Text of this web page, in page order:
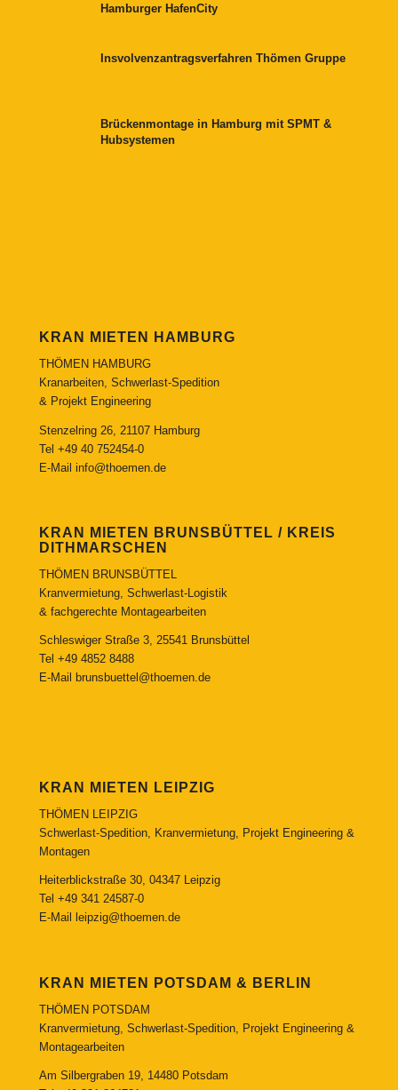
Hamburger HafenCity
Insvolvenzantragsverfahren Thömen Gruppe
Brückenmontage in Hamburg mit SPMT &
Hubsystemen
KRAN MIETEN HAMBURG
THÖMEN HAMBURG
Kranarbeiten, Schwerlast-Spedition
& Projekt Engineering
Stenzelring 26, 21107 Hamburg
Tel +49 40 752454-0
E-Mail info@thoemen.de
KRAN MIETEN BRUNSBÜTTEL / KREIS
DITHMARSCHEN
THÖMEN BRUNSBÜTTEL
Kranvermietung, Schwerlast-Logistik
& fachgerechte Montagearbeiten
Schleswiger Straße 3, 25541 Brunsbüttel
Tel +49 4852 8488
E-Mail
brunsbuettel@thoemen.de
KRAN MIETEN LEIPZIG
THÖMEN LEIPZIG
Schwerlast-Spedition, Kranvermietung, Projekt Engineering &
Montagen
Heiterblickstraße 30, 04347 Leipzig
Tel +49 341 24587-0
E-Mail
leipzig@thoemen.de
KRAN MIETEN POTSDAM & BERLIN
THÖMEN POTSDAM
Kranvermietung, Schwerlast-Spedition, Projekt Engineering &
Montagearbeiten
Am Silbergraben 19, 14480 Potsdam